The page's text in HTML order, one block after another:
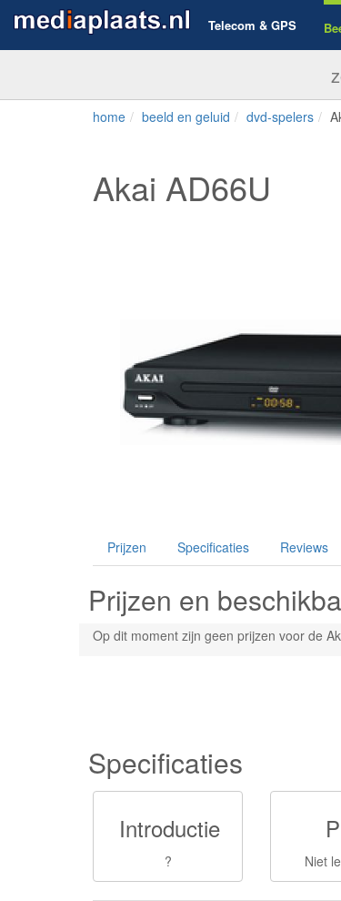
Telecom & GPS
home beeld en geluid dvd-spelers
Akai AD66U
Prijzen Specificaties Reviews
Prijzen en
Op dit moment zijn geen prijzen voor de
Specificaties
Introductie
? Niet